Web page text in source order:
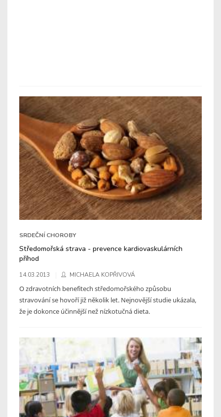
SRDEČNÍ CHOROBY
Středomořská strava - prevence kardiovaskulárních
příhod
14.03.2013 MICHAELA KOPŘIVOVÁ
O zdravotních benefitech středomořského způsobu
stravování se hovoří již několik let. Nejnovější studie ukázala,
že je dokonce účinnější než nízkotučná dieta.